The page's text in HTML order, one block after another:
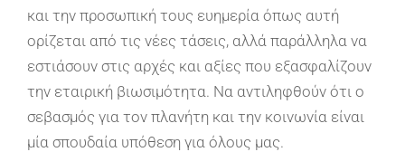
και την προσωπική τους ευημερία όπως αυτή
ορίζεται από τις νέες τάσεις, αλλά παράλληλα να
εστιάσουν στις αρχές και αξίες που εξασφαλίζουν
την εταιρική βιωσιμότητα. Να αντιληφθούν ότι ο
σεβασμός για τον πλανήτη και την κοινωνία είναι
μία σπουδαία υπόθεση για όλους μας.